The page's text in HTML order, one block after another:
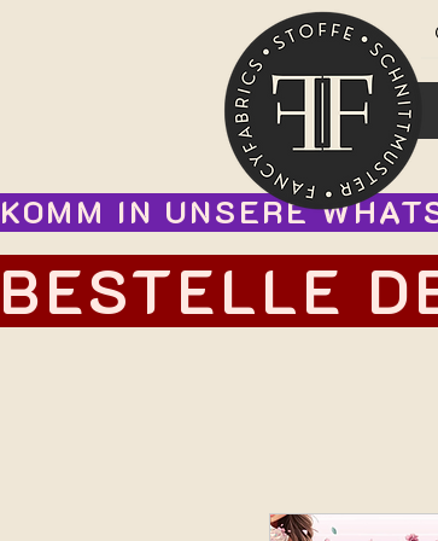
KOMM IN UNSERE
BESTELLE